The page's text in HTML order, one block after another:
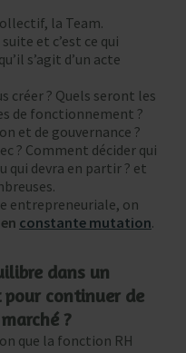
la Team.
et c’est ce qui
s’agit d’un acte
créer ? Quels seront les
de fonctionnement ?
et de gouvernance ?
? Comment décider qui
qui devra en partir ? et
entrepreneuriale, on
constante mutation.
dans un
continuer de
?
que la fonction RH